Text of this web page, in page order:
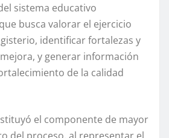
sistema educativo
busca valorar el ejercicio
identificar fortalezas y
y generar información
de la calidad
el componente de mayor